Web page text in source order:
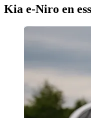
Kia e-Niro en